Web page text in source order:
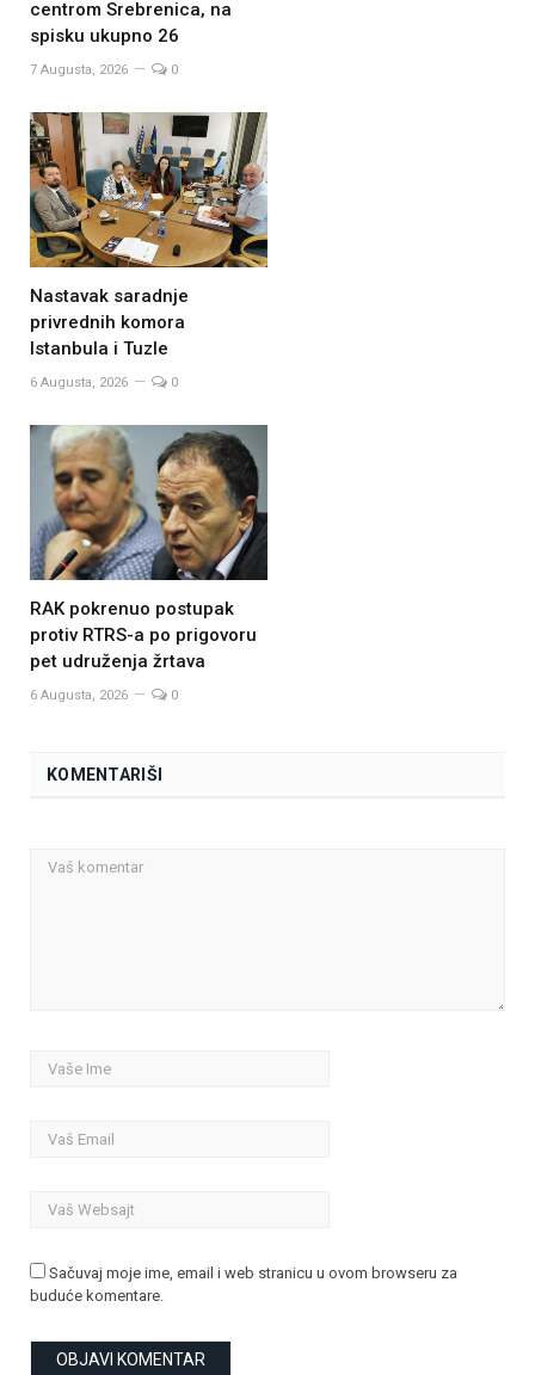
centrom Srebrenica, na
spisku ukupno 26
7 Augusta, 2026 0
Nastavak saradnje
privrednih komora
Istanbula i Tuzle
6 Augusta, 2026 0
RAK pokrenuo postupak
protiv RTRS-a po prigovoru
pet udruženja žrtava
6 Augusta, 2026 0
KOMENTARIŠI
Sačuvaj moje ime, email i web stranicu u ovom browseru za
buduće komentare.